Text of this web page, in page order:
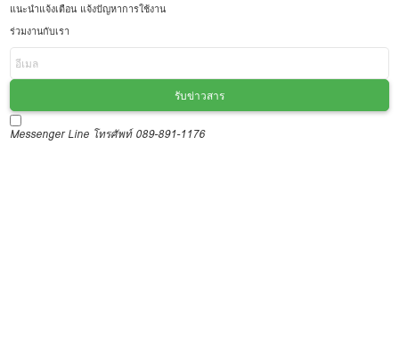
แนะนำแจ้งเตือน แจ้งปัญหาการใช้งาน
ร่วมงานกับเรา
รับข่าวสาร
Messenger Line โทรศัพท์ 089-891-1176